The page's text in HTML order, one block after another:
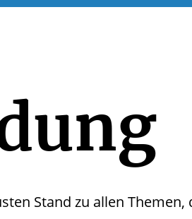
Stand zu allen